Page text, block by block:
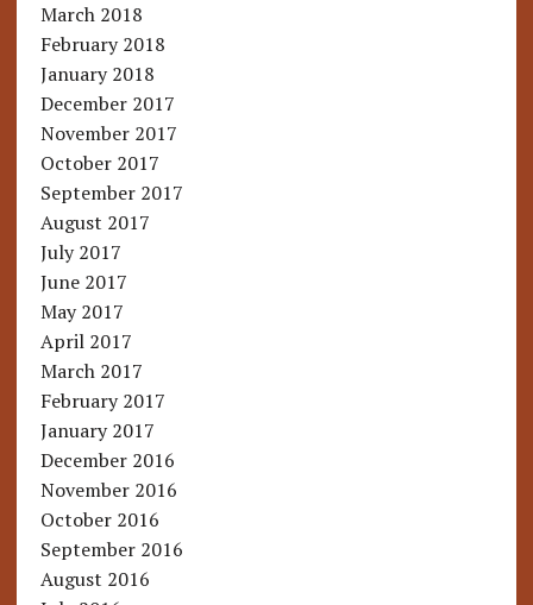
March 2018
February 2018
January 2018
December 2017
November 2017
October 2017
September 2017
August 2017
July 2017
June 2017
May 2017
April 2017
March 2017
February 2017
January 2017
December 2016
November 2016
October 2016
September 2016
August 2016